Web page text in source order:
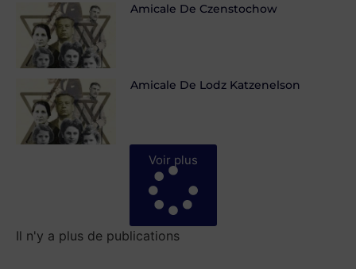
Amicale De Czenstochow
Amicale De Lodz Katzenelson
Voir plus
Il n'y a plus de publications